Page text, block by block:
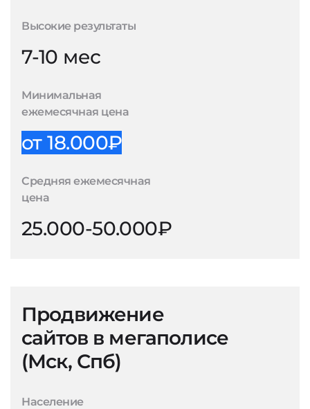
Высокие результаты
7-10 мес
Минимальная
ежемесячная цена
от 18.000₽
Средняя ежемесячная
цена
25.000-50.000₽
Продвижение
сайтов в мегаполисе
(Мск, Спб)
Население